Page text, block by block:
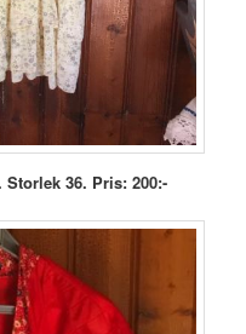
36. Pris: 200:-